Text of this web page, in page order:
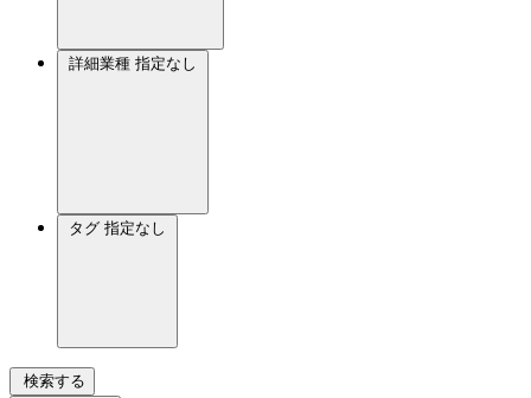
詳細業種 指定なし
タグ 指定なし
検索する